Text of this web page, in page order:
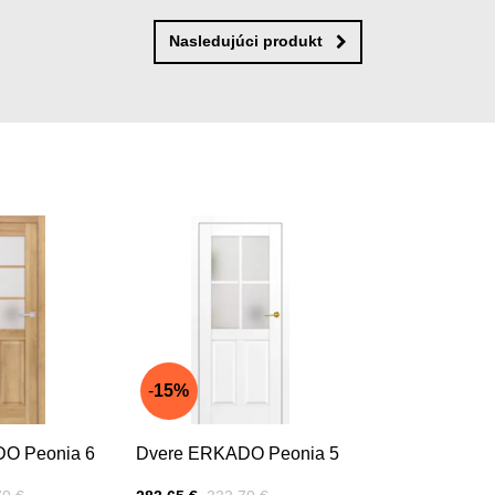
Nasledujúci produkt
Peonia 6 Dvere ERKADO Peonia 5
15%